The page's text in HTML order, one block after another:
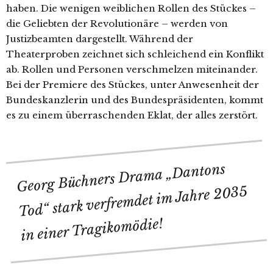
haben. Die wenigen weiblichen Rollen des Stückes –
die Geliebten der Revolutionäre – werden von
Justizbeamten dargestellt. Während der
Theaterproben zeichnet sich schleichend ein Konflikt
ab. Rollen und Personen verschmelzen miteinander.
Bei der Premiere des Stückes, unter Anwesenheit der
Bundeskanzlerin und des Bundespräsidenten, kommt
es zu einem überraschenden Eklat, der alles zerstört.
Georg Büchners Drama „Dantons
Tod“ stark verfremdet im Jahre 2035
in einer Tragikomödie!